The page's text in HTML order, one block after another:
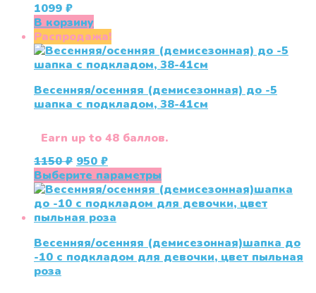
1099 ₽
В корзину
Распродажа!
Весенняя/осенняя (демисезонная) до -5
шапка с подкладом, 38-41см
Earn up to 48 баллов.
1150₽ Первоначальная
цена
составляла
1150 ₽.
950 ₽Текущая
цена:
950 ₽.
Выберите параметры
товар
имеет
Опции
можно
Весенняя/осенняя (демисезонная)шапка до
-10 с подкладом для девочки, цвет пыльная
роза